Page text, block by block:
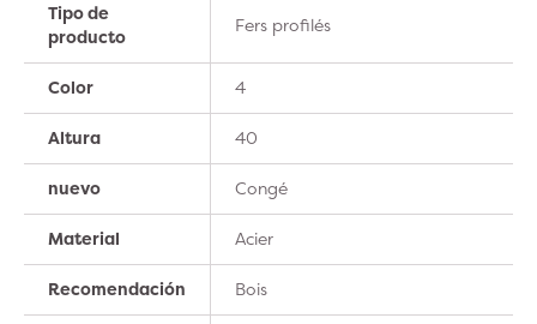
Tipo de
producto
Fers profilés
Color 4
Altura 40
nuevo Congé
Material Acier
Recomendación Bois